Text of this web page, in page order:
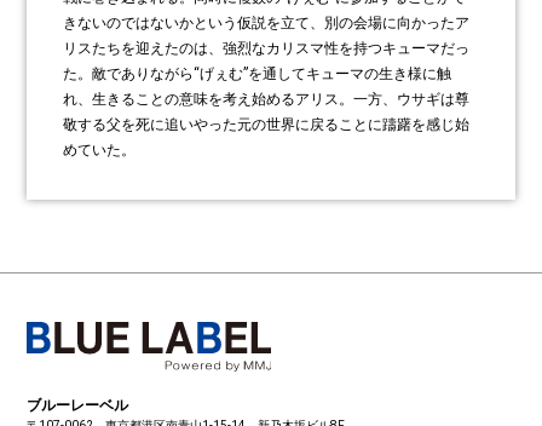
きないのではないかという仮説を立て、別の会場に向かったア
リスたちを迎えたのは、強烈なカリスマ性を持つキューマだっ
た。敵でありながら“げぇむ”を通してキューマの生き様に触
れ、生きることの意味を考え始めるアリス。一方、ウサギは尊
敬する父を死に追いやった元の世界に戻ることに躊躇を感じ始
めていた。
ブルーレーベル